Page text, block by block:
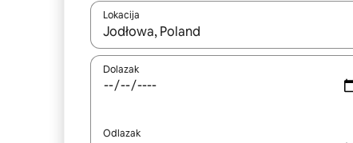
Lokacija
Kada budu dostupni rezultati, moći ćete ih
Dolazak
Odlazak